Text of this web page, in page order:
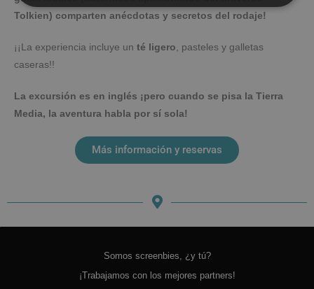
Tolkien) comparten anécdotas y secretos del rodaje!
¡¡La experiencia incluye un té ligero , pasteles y galletas
caseras!!
La excursión es en inglés ¡pero cuando se pisa la Tierra
Media, la aventura habla por sí sola!
Más información y reservas
Somos screenbies, ¿y tú?
¡Trabajamos con los mejores partners!